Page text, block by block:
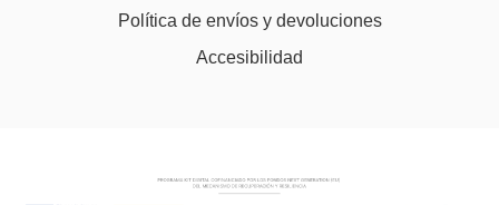
Política de envíos y devoluciones
Accesibilidad